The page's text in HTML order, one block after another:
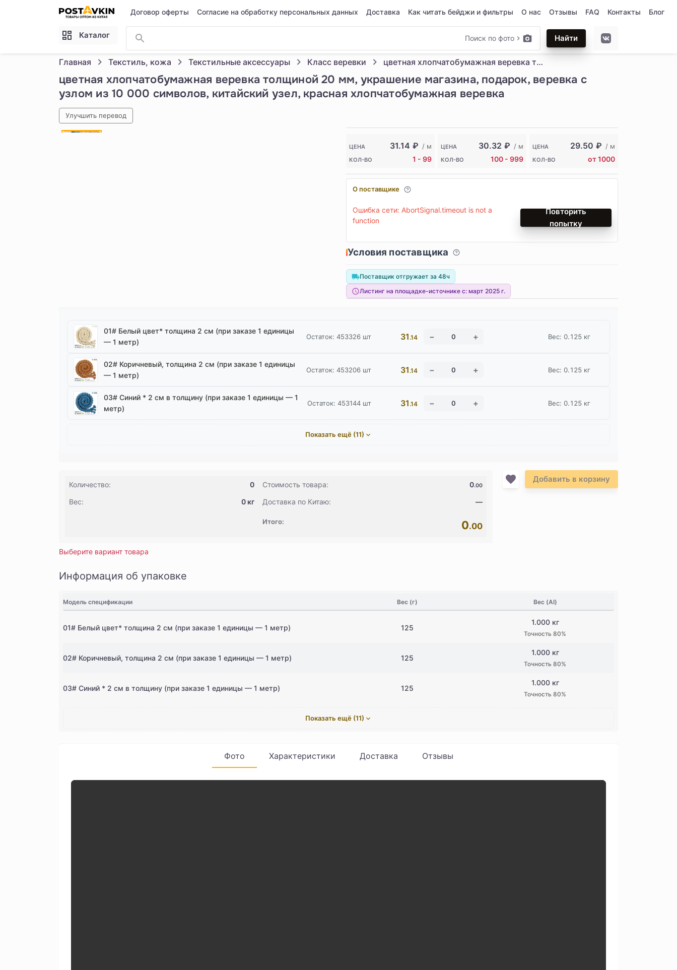
Перейти к основному содержимому
Договор оферты Согласие на обработку персональных данных Доставка Как читать бейджи и фильтры О нас Отзывы FAQ Контакты Блог
Каталог Поиск по фото Найти
Главная Текстиль, кожа Текстильные аксессуары Класс веревки цветная хлопчатобумажная веревка толщиной 20 мм, украшение магазина, подарок, веревка с узлом из 10 000 символов, китайский узел, красная хлопчатобумажная веревка
цветная хлопчатобумажная веревка толщиной 20 мм, украшение магазина, подарок, веревка с
узлом из 10 000 символов, китайский узел, красная хлопчатобумажная веревка
Улучшить перевод
ЦЕНА 31.14 ₽ / м
КОЛ-ВО 1 - 99
ЦЕНА 30.32 ₽ / м
КОЛ-ВО 100 - 999
ЦЕНА 29.50 ₽ / м
КОЛ-ВО от 1000
О поставщике
Ошибка сети: AbortSignal.timeout is not a
function
Повторить
попытку
Условия поставщика
Поставщик отгружает за 48ч
Листинг на площадке-источнике с: март 2025 г.
01# Белый цвет* толщина 2 см (при заказе 1 единицы
— 1 метр)
Остаток: 453326 шт 31 .14 Вес: 0.125 кг
02# Коричневый, толщина 2 см (при заказе 1 единицы
— 1 метр)
Остаток: 453206 шт 31 .14 Вес: 0.125 кг
03# Синий * 2 см в толщину (при заказе 1 единицы — 1
метр)
Остаток: 453144 шт 31 .14 Вес: 0.125 кг
Показать ещё (11)
Количество: 0 Стоимость товара: 0.00
Вес: 0 кг Доставка по Китаю: —
Итого: 0.00
Добавить в корзину
Выберите вариант товара
Информация об упаковке
Модель спецификации Вес (г) Вес (AI)
01# Белый цвет* толщина 2 см (при заказе 1 единицы — 1 метр) 125
1.000 кг
Точность 80%
02# Коричневый, толщина 2 см (при заказе 1 единицы — 1 метр) 125
1.000 кг
Точность 80%
03# Синий * 2 см в толщину (при заказе 1 единицы — 1 метр) 125
1.000 кг
Точность 80%
Показать ещё (11)
Фото Характеристики Доставка Отзывы